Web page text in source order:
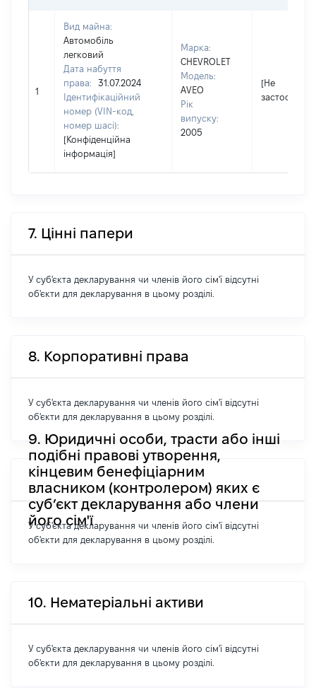
1
Вид майна:
Автомобіль
легковий
Дата набуття
права:
31.07.2024
Ідентифікаційний
номер (VIN-код,
номер шасі):
[Конфіденційна
інформація]
Марка:
CHEVROLET
Модель:
AVEO
Рік
випуску:
2005
[Не
7. Цінні папери
У суб'єкта декларування чи членів його сім'ї відсутні
об'єкти для декларування в цьому розділі.
8. Корпоративні права
У суб'єкта декларування чи членів його сім'ї відсутні
об'єкти для декларування в цьому розділі.
9. Юридичні особи, трасти або інші
подібні правові утворення,
кінцевим бенефіціарним
власником (контролером) яких є
суб’єкт декларування або члени
його сім'ї
У суб'єкта декларування чи членів його сім'ї відсутні
об'єкти для декларування в цьому розділі.
10. Нематеріальні активи
У суб'єкта декларування чи членів його сім'ї відсутні
об'єкти для декларування в цьому розділі.